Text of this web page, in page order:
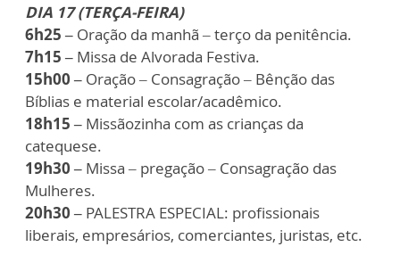
DIA 17 (TERÇA-FEIRA)
6h25 – Oração da manhã – terço da penitência.
7h15 – Missa de Alvorada Festiva.
15h00 – Oração – Consagração – Bênção das
Bíblias e material escolar/acadêmico.
18h15 – Missãozinha com as crianças da
catequese.
19h30 – Missa – pregação – Consagração das
Mulheres.
20h30 – PALESTRA ESPECIAL: profissionais
liberais, empresários, comerciantes, juristas, etc.